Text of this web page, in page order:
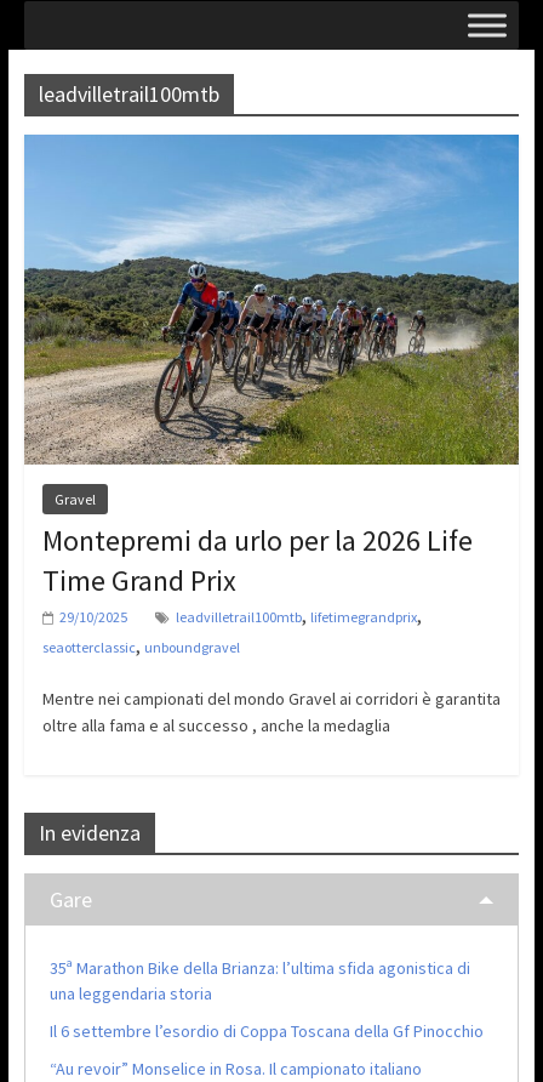
leadvilletrail100mtb
Gravel
Montepremi da urlo per la 2026 Life
Time Grand Prix
29/10/2025 leadvilletrail100mtb, lifetimegrandprix,
seaotterclassic, unboundgravel
Mentre nei campionati del mondo Gravel ai corridori è garantita
oltre alla fama e al successo , anche la medaglia
In evidenza
Gare
35ª Marathon Bike della Brianza: l’ultima sfida agonistica di
una leggendaria storia
Il 6 settembre l’esordio di Coppa Toscana della Gf Pinocchio
“Au revoir” Monselice in Rosa. Il campionato italiano